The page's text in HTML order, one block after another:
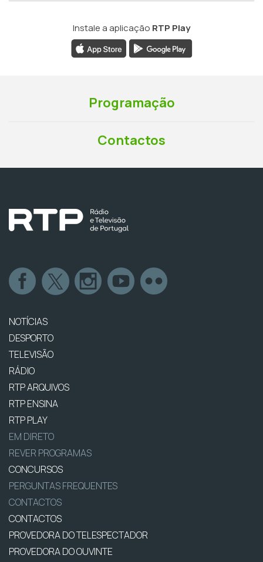
Instale a aplicação RTP Play
Programação
Contactos
NOTÍCIAS
DESPORTO
TELEVISÃO
RÁDIO
RTP ARQUIVOS
RTP ENSINA
RTP PLAY
EM DIRETO
REVER PROGRAMAS
CONCURSOS
PERGUNTAS FREQUENTES
CONTACTOS
CONTACTOS
PROVEDORA DO TELESPECTADOR
PROVEDORA DO OUVINTE